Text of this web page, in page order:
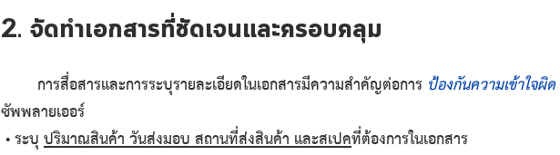
2. จัดทำเอกสารที่ชัดเจนและครอบคลุม
	การสื่อสารและการระบุรายละเอียดในเอกสารมีความสำคัญต่อการ
ป้องกันความเข้าใจผิด
ซัพพลายเออร์
• ระบุ ปริมาณสินค้า วันส่งมอบ สถานที่ส่งสินค้า และสเปคที่ต้องการในเอกสาร